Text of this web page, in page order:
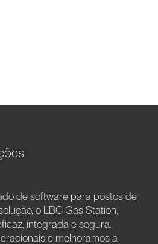
de software para postos de
o LBC Gas Station,
integrada e segura.
e melhoramos a